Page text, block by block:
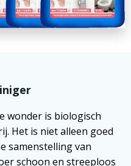
wonder is biologisch
Het is niet alleen goed
samenstelling van
schoon en streeploos